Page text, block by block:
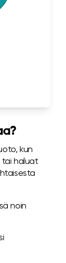
kun
tai haluat
noin